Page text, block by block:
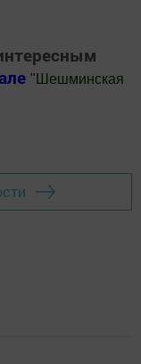
" Шешминская